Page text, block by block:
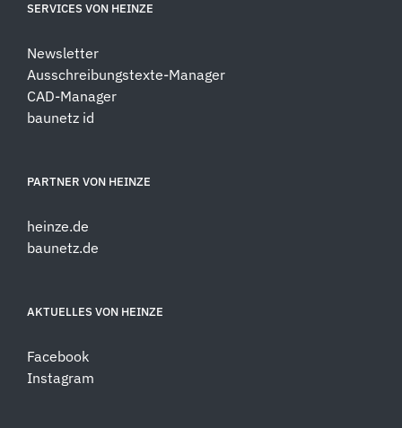
SERVICES VON HEINZE
Newsletter
Ausschreibungstexte-Manager
CAD-Manager
baunetz id
PARTNER VON HEINZE
heinze.de
baunetz.de
AKTUELLES VON HEINZE
Facebook
Instagram